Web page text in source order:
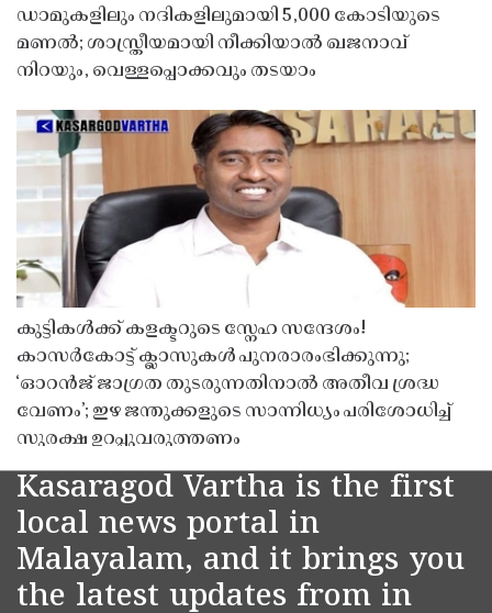
ഡാമുകളിലും നദികളിലുമായി 5,000 കോടിയുടെ
മണൽ; ശാസ്ത്രീയമായി നീക്കിയാൽ ഖജനാവ്
നിറയും, വെള്ളപ്പൊക്കവും തടയാം
കുട്ടികൾക്ക് കളക്ടറുടെ സ്നേഹ സന്ദേശം!
കാസർകോട്ട് ക്ലാസുകൾ പുനരാരംഭിക്കുന്നു;
‘ഓറൻജ് ജാഗ്രത തുടരുന്നതിനാൽ അതീവ ശ്രദ്ധ
വേണം’; ഇഴ ജന്തുക്കളുടെ സാന്നിധ്യം പരിശോധിച്ച്
സുരക്ഷ ഉറപ്പുവരുത്തണം
Kasaragod Vartha is the first
local news portal in
Malayalam, and it brings you
the latest updates from in